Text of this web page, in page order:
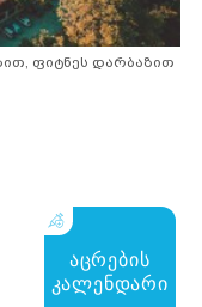
ფიტნეს დარბაზით
აცრების
კალენდარი